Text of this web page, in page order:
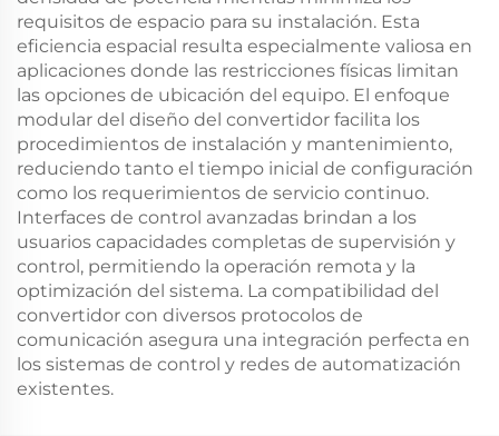
requisitos de espacio para su instalación. Esta
eficiencia espacial resulta especialmente valiosa en
aplicaciones donde las restricciones físicas limitan
las opciones de ubicación del equipo. El enfoque
modular del diseño del convertidor facilita los
procedimientos de instalación y mantenimiento,
reduciendo tanto el tiempo inicial de configuración
como los requerimientos de servicio continuo.
Interfaces de control avanzadas brindan a los
usuarios capacidades completas de supervisión y
control, permitiendo la operación remota y la
optimización del sistema. La compatibilidad del
convertidor con diversos protocolos de
comunicación asegura una integración perfecta en
los sistemas de control y redes de automatización
existentes.